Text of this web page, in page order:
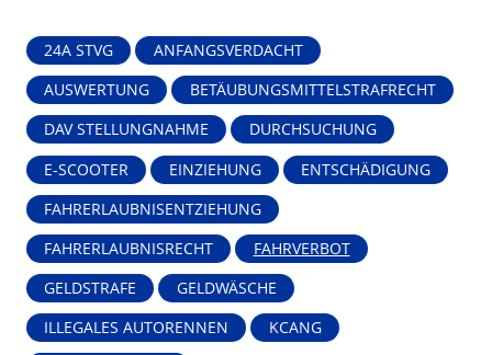
24A STVG ANFANGSVERDACHT
AUSWERTUNG BETÄUBUNGSMITTELSTRAFRECHT
DAV STELLUNGNAHME DURCHSUCHUNG
E-SCOOTER EINZIEHUNG ENTSCHÄDIGUNG
FAHRERLAUBNISENTZIEHUNG
FAHRERLAUBNISRECHT FAHRVERBOT
GELDSTRAFE GELDWÄSCHE
ILLEGALES AUTORENNEN KCANG